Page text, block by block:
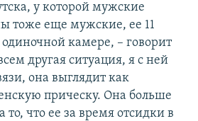
у которой мужские
тоже еще мужские, ее 11
камере, – говорит
другая ситуация, я с ней
она выглядит как
прическу. Она больше
то, что ее за время отсидки в